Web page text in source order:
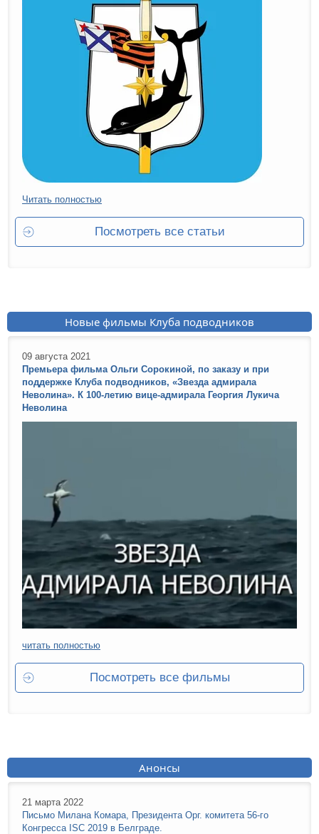
Читать полностью
Посмотреть все статьи
Новые фильмы Клуба подводников
09 августа 2021
Премьера фильма Ольги Сорокиной, по заказу и при
поддержке Клуба подводников, «Звезда адмирала
Неволина». К 100-летию вице-адмирала Георгия Лукича
Неволина
читать полностью
Посмотреть все фильмы
Анонсы
21 марта 2022
Письмо Милана Комара, Президента Орг. комитета 56-го
Конгресса ISC 2019 в Белграде.